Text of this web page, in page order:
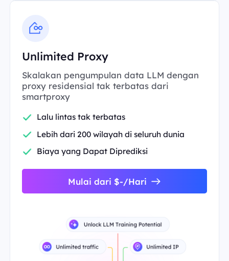
Unlimited Proxy
Skalakan pengumpulan data LLM dengan
proxy residensial tak terbatas dari
smartproxy
Lalu lintas tak terbatas
Lebih dari 200 wilayah di seluruh dunia
Biaya yang Dapat Diprediksi
Mulai dari $-/Hari